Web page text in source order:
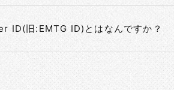
ID(旧:EMTG ID)とはなんですか？